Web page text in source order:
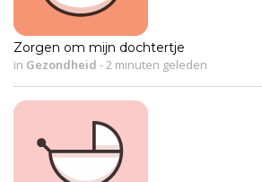
Zorgen om mijn dochtertje
in Gezondheid -2 minuten geleden